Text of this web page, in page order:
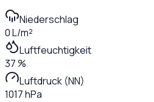
Niederschlag
0 L/m²
Luftfeuchtigkeit
37 %
Luftdruck (NN)
1017 hPa